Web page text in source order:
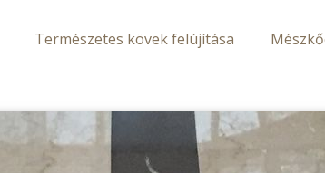
Természetes kövek felújítása